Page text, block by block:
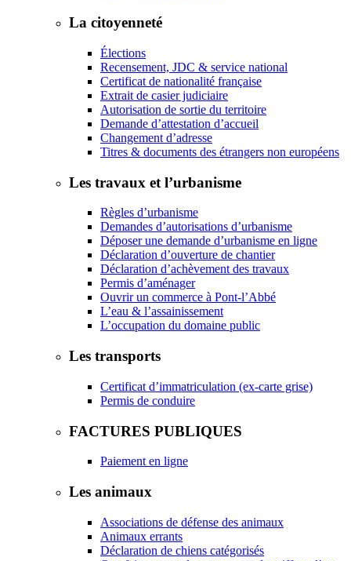
La citoyenneté
Élections
Recensement, JDC & service national
Certificat de nationalité française
Extrait de casier judiciaire
Autorisation de sortie du territoire
Demande d’attestation d’accueil
Changement d’adresse
Titres & documents des étrangers non européens
Les travaux et l’urbanisme
Règles d’urbanisme
Demandes d’autorisations d’urbanisme
Déposer une demande d’urbanisme en ligne
Déclaration d’ouverture de chantier
Déclaration d’achèvement des travaux
Permis d’aménager
Ouvrir un commerce à Pont-l’Abbé
L’eau & l’assainissement
L’occupation du domaine public
Les transports
Certificat d’immatriculation (ex-carte grise)
Permis de conduire
FACTURES PUBLIQUES
Paiement en ligne
Les animaux
Associations de défense des animaux
Animaux errants
Déclaration de chiens catégorisés